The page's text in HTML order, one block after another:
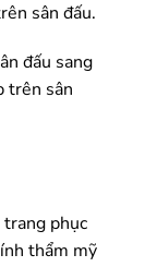
sân đấu.
đấu sang
trên sân
phục
thẩm mỹ